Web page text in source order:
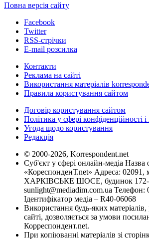
Повна версія сайту
Facebook
Twitter
RSS-стрічки
E-mail розсилка
Контакти
Реклама на сайті
Використання матеріалів
Правила користування сайтом
Договір користування сайтом
Політика у сфері конфіденційності
Угода щодо користування
Редакція
© 2000-2026, Korrespondent.net
Суб'єкт у сфері онлайн-медіа Назва
«КореспонденТ.net» Адреса: 02091,
ХАРКІВСЬКЕ ШОСЕ, будинок 172-
sunlight@mediadim.com.ua Телефон:
Ідентифікатор медіа – R40-06068
Використання будь-яких
сайті, дозволяється за умови
Корреспондент.net.
При копіюванні матеріалів зі